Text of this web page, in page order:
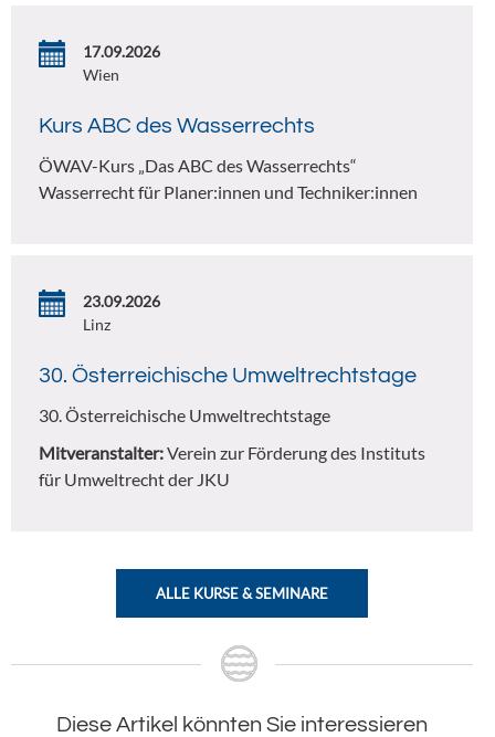
17.09.2026
Wien
Kurs ABC des Wasserrechts
ÖWAV-Kurs „Das ABC des Wasserrechts“
Wasserrecht für Planer:innen und Techniker:innen
23.09.2026
Linz
30. Österreichische Umweltrechtstage
30. Österreichische Umweltrechtstage
Mitveranstalter:Verein zur Förderung des Instituts
für Umweltrecht der JKU
ALLE KURSE & SEMINARE
Diese Artikel könnten Sie interessieren